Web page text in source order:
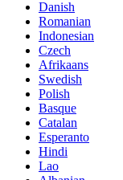
Danish
Romanian
Indonesian
Czech
Afrikaans
Swedish
Polish
Basque
Catalan
Esperanto
Hindi
Lao